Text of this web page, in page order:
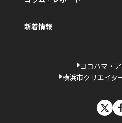
過去の採択一覧
新着情報
ヨコハマ・
横浜市クリエイタ